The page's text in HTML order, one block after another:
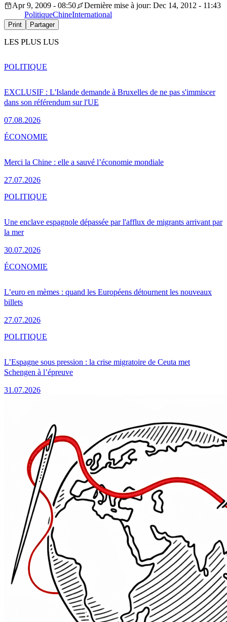
Apr 9, 2009 - 08:50
Dernière mise à jour: Dec 14, 2012 - 11:43
PolitiqueChineInternational
Print Partager
LES PLUS LUS
EXCLUSIF : L'Islande demande à Bruxelles de ne pas s'immiscer
dans son référendum sur l'UE
07.08.2026
POLITIQUE
Merci la Chine : elle a sauvé l’économie mondiale
27.07.2026
ÉCONOMIE
Une enclave espagnole dépassée par l'afflux de migrants arrivant par
la mer
30.07.2026
POLITIQUE
L’euro en mèmes : quand les Européens détournent les nouveaux
billets
27.07.2026
ÉCONOMIE
L’Espagne sous pression : la crise migratoire de Ceuta met
Schengen à l’épreuve
31.07.2026
POLITIQUE